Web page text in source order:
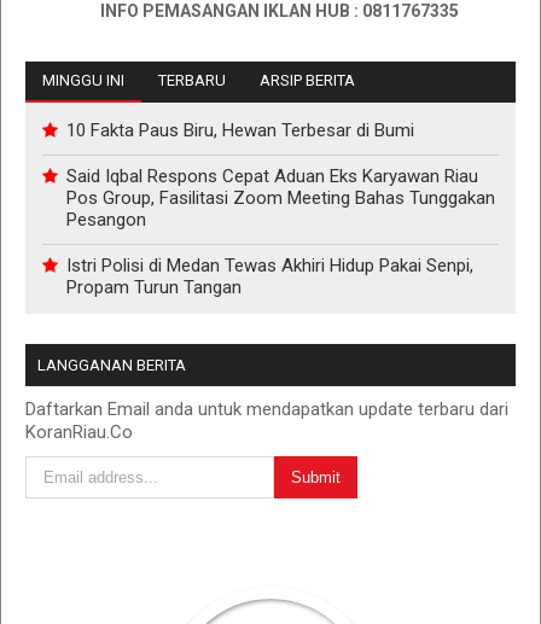
INFO PEMASANGAN IKLAN HUB : 0811767335
MINGGU INI TERBARU ARSIP BERITA
10 Fakta Paus Biru, Hewan Terbesar di Bumi
Said Iqbal Respons Cepat Aduan Eks Karyawan Riau
Pos Group, Fasilitasi Zoom Meeting Bahas Tunggakan
Pesangon
Istri Polisi di Medan Tewas Akhiri Hidup Pakai Senpi,
Propam Turun Tangan
LANGGANAN BERITA
Daftarkan Email anda untuk mendapatkan update terbaru dari
KoranRiau.Co